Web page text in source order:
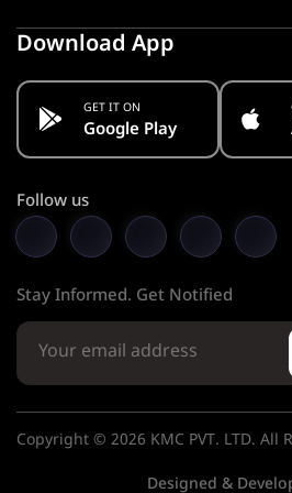
Download App
GET IT ON
Google Play
Follow us
Stay Informed. Get Notified
Copyright © 2026 KMC PVT. LTD. All
Designed &